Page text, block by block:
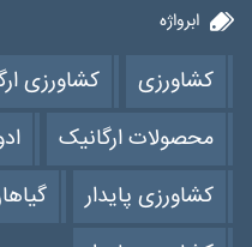
ابرواژه
کشاورزی کشاورزی
محصولات ارگانیک
کشاورزی پایدار